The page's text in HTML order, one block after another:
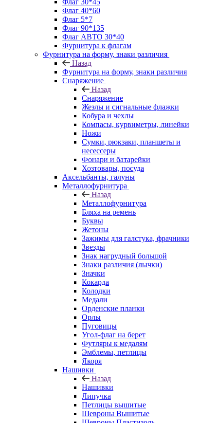
Флаг 30*45
Флаг 40*60
Флаг 5*7
Флаг 90*135
Флаг АВТО 30*40
Фурнитура к флагам
Фурнитура на форму, знаки различия
Назад
Фурнитура на форму, знаки различия
Снаряжение
Назад
Снаряжение
Жезлы и сигнальные флажки
Кобура и чехлы
Компасы, курвиметры, линейки
Ножи
Сумки, рюкзаки, планшеты и
несессеры
Фонари и батарейки
Хозтовары, посуда
Аксельбанты, галуны
Металлофурнитура
Назад
Металлофурнитура
Бляха на ремень
Буквы
Жетоны
Зажимы для галстука, фрачники
Звезды
Знак нагрудный большой
Знаки различия (лычки)
Значки
Кокарда
Колодки
Медали
Орденские планки
Орлы
Пуговицы
Угол-флаг на берет
Футляры к медалям
Эмблемы, петлицы
Якоря
Нашивки
Назад
Нашивки
Липучка
Петлицы вышитые
Шевроны Вышитые